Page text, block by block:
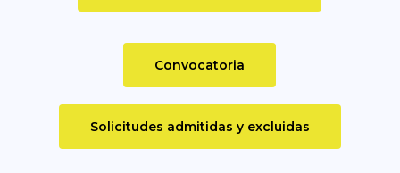
Convocatoria
Solicitudes admitidas y excluidas